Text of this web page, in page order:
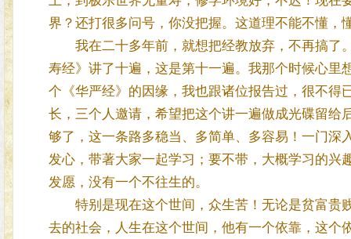
界？还打很多问号，你没把握。这道理不能不懂，
我在二十多年前，就想把经教放弃，不再搞了
寿经》讲了十遍，这是第十一遍。我那个时候心里
个《华严经》的因缘，我也跟诸位报告过，很不得
长，三个人邀请，希望把这个讲一遍做成光碟留给
够了，这一条路多稳当、多简单、多容易！一门深
发心，带著大家一起学习；要不带，大概学习的兴
发愿，没有一个不往生的。
特别是现在这个世间，众生苦！无论是贫富贵
去的社会，人生在这个世间，他有一个依靠，这个